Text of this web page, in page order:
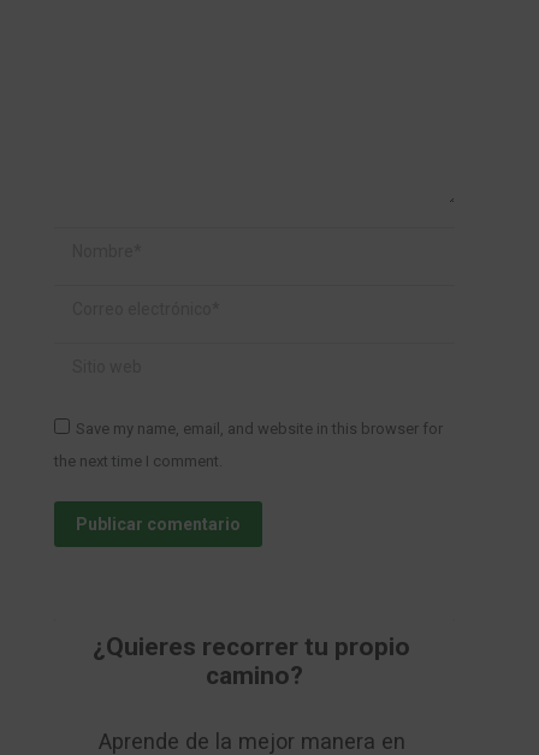
Save my name, email, and website in this browser for
the next time I comment.
Publicar comentario
¿Quieres recorrer tu propio
camino?
Aprende de la mejor manera en